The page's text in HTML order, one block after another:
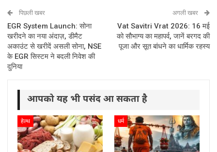
पिछली खबर
EGR System Launch: सोना
खरीदने का नया अंदाज़, डीमैट
अकाउंट से खरीदें असली सोना, NSE
के EGR सिस्टम ने बदली निवेश की
दुनिया
अगली खबर
Vat Savitri Vrat 2026: 16 मई
को सौभाग्य का महापर्व, जानें बरगद की
पूजा और सूत बांधने का धार्मिक रहस्य
आपको यह भी पसंद आ सकता है
हेल्थ धर्म